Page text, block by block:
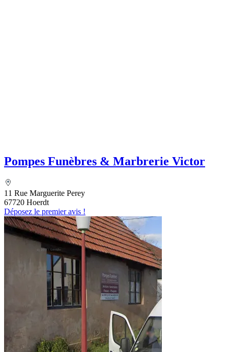
Pompes Funèbres & Marbrerie Victor
11 Rue Marguerite Perey
67720 Hoerdt
Déposez le premier avis !